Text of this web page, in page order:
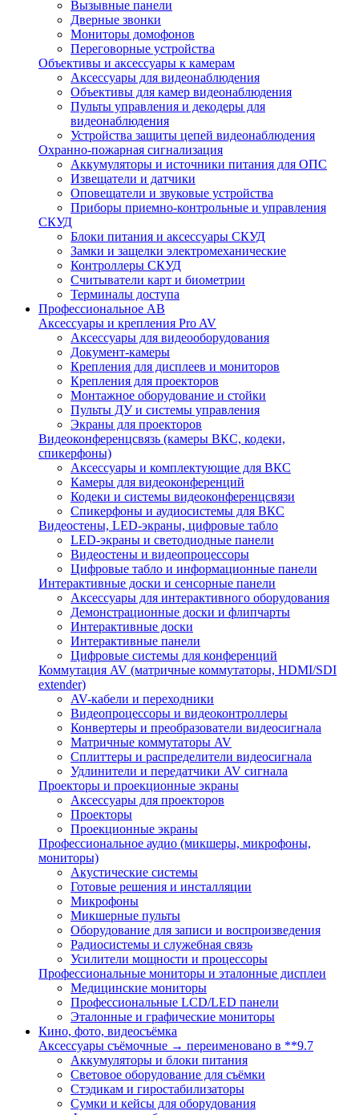
Вызывные панели
Дверные звонки
Мониторы домофонов
Переговорные устройства
Объективы и аксессуары к камерам
Аксессуары для видеонаблюдения
Объективы для камер видеонаблюдения
Пульты управления и декодеры для
видеонаблюдения
Устройства защиты цепей видеонаблюдения
Охранно-пожарная сигнализация
Аккумуляторы и источники питания для ОПС
Извещатели и датчики
Оповещатели и звуковые устройства
Приборы приемно-контрольные и управления
СКУД
Блоки питания и аксессуары СКУД
Замки и защелки электромеханические
Контроллеры СКУД
Считыватели карт и биометрии
Терминалы доступа
Профессиональное АВ
Аксессуары и крепления Pro AV
Аксессуары для видеооборудования
Документ-камеры
Крепления для дисплеев и мониторов
Крепления для проекторов
Монтажное оборудование и стойки
Пульты ДУ и системы управления
Экраны для проекторов
Видеоконференцсвязь (камеры ВКС, кодеки,
спикерфоны)
Аксессуары и комплектующие для ВКС
Камеры для видеоконференций
Кодеки и системы видеоконференцсвязи
Спикерфоны и аудиосистемы для ВКС
Видеостены, LED-экраны, цифровые табло
LED-экраны и светодиодные панели
Видеостены и видеопроцессоры
Цифровые табло и информационные панели
Интерактивные доски и сенсорные панели
Аксессуары для интерактивного оборудования
Демонстрационные доски и флипчарты
Интерактивные доски
Интерактивные панели
Цифровые системы для конференций
Коммутация AV (матричные коммутаторы, HDMI/SDI
extender)
AV-кабели и переходники
Видеопроцессоры и видеоконтроллеры
Конвертеры и преобразователи видеосигнала
Матричные коммутаторы AV
Сплиттеры и распределители видеосигнала
Удлинители и передатчики AV сигнала
Проекторы и проекционные экраны
Аксессуары для проекторов
Проекторы
Проекционные экраны
Профессиональное аудио (микшеры, микрофоны,
мониторы)
Акустические системы
Готовые решения и инсталляции
Микрофоны
Микшерные пульты
Оборудование для записи и воспроизведения
Радиосистемы и служебная связь
Усилители мощности и процессоры
Профессиональные мониторы и эталонные дисплеи
Медицинские мониторы
Профессиональные LCD/LED панели
Эталонные и графические мониторы
Кино, фото, видеосъёмка
Аксессуары съёмочные → переименовано в **9.7
Аккумуляторы и блоки питания
Световое оборудование для съёмки
Стэдикам и гиростабилизаторы
Сумки и кейсы для оборудования